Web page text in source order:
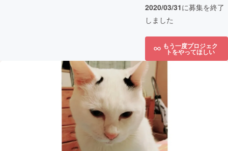
2020/03/31に募集を終了
しました
もう一度プロジェク
トをやってほしい